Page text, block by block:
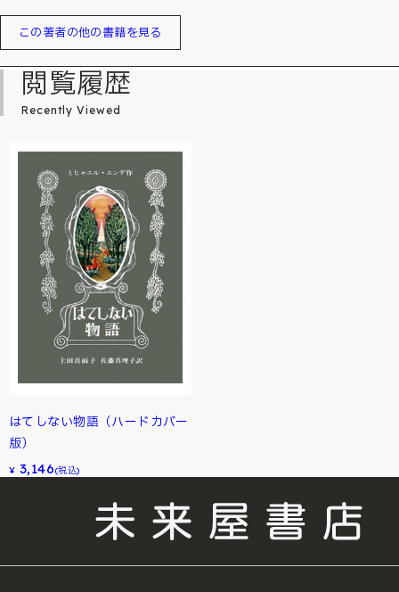
この著者の他の書籍を見る
閲覧履歴
Recently Viewed
はてしない物語（ハードカバー
版）
¥ 3,146(税込)